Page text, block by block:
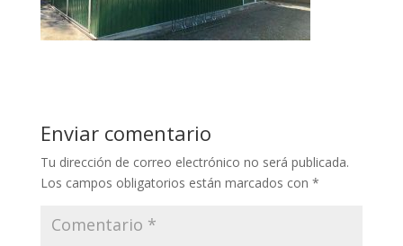
Enviar comentario
Tu dirección de correo electrónico no será publicada.
Los campos obligatorios están marcados con *